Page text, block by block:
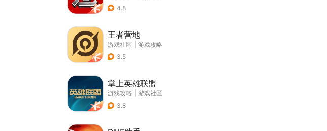
4.8
王者营地
游戏社区
游戏攻略
3.5
掌上英雄联盟
游戏攻略
游戏社区
3.8